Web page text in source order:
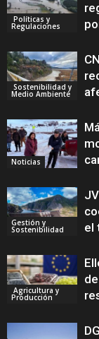
Políticas y
Regulaciones
Sostenibilidad y
Medio Ambiente
Noticias
Gestión y
Sostenibilidad
el
Agricultura y
Producción